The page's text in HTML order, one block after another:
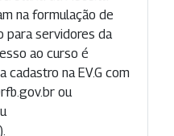
na formulação de
para servidores da
ao curso é
cadastro na EV.G com
ou